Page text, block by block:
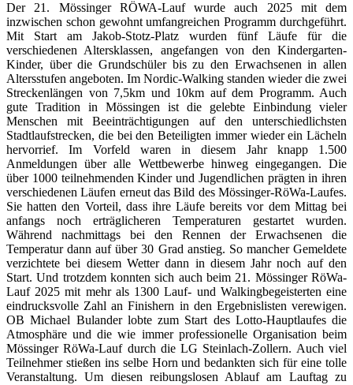
Der 21. Mössinger RÖWA-Lauf wurde auch 2025 mit dem
inzwischen schon gewohnt umfangreichen Programm durchgeführt.
Mit Start am Jakob-Stotz-Platz wurden fünf Läufe für die
verschiedenen Altersklassen, angefangen von den Kindergarten-
Kinder, über die Grundschüler bis zu den Erwachsenen in allen
Altersstufen angeboten. Im Nordic-Walking standen wieder die zwei
Streckenlängen von 7,5km und 10km auf dem Programm. Auch
gute Tradition in Mössingen ist die gelebte Einbindung vieler
Menschen mit Beeinträchtigungen auf den unterschiedlichsten
Stadtlaufstrecken, die bei den Beteiligten immer wieder ein Lächeln
hervorrief. Im Vorfeld waren in diesem Jahr knapp 1.500
Anmeldungen über alle Wettbewerbe hinweg eingegangen. Die
über 1000 teilnehmenden Kinder und Jugendlichen prägten in ihren
verschiedenen Läufen erneut das Bild des Mössinger-RöWa-Laufes.
Sie hatten den Vorteil, dass ihre Läufe bereits vor dem Mittag bei
anfangs noch erträglicheren Temperaturen gestartet wurden.
Während nachmittags bei den Rennen der Erwachsenen die
Temperatur dann auf über 30 Grad anstieg. So mancher Gemeldete
verzichtete bei diesem Wetter dann in diesem Jahr noch auf den
Start. Und trotzdem konnten sich auch beim 21. Mössinger RöWa-
Lauf 2025 mit mehr als 1300 Lauf- und Walkingbegeisterten eine
eindrucksvolle Zahl an Finishern in den Ergebnislisten verewigen.
OB Michael Bulander lobte zum Start des Lotto-Hauptlaufes die
Atmosphäre und die wie immer professionelle Organisation beim
Mössinger RöWa-Lauf durch die LG Steinlach-Zollern. Auch viel
Teilnehmer stießen ins selbe Horn und bedankten sich für eine tolle
Veranstaltung. Um diesen reibungslosen Ablauf am Lauftag zu